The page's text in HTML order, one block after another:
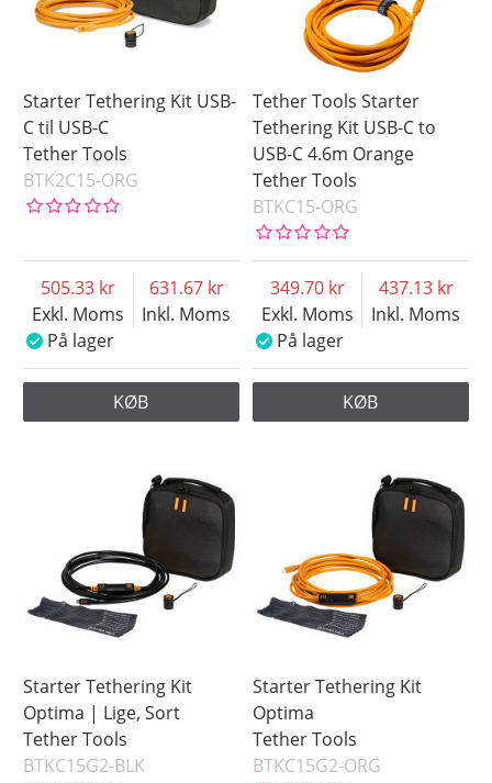
Pris
3.0 Micro-B
På lager
Snart på lager
Ikke på lager
Starter Tethering Kit USB-
C til USB-C
Tether Tools
BTK2C15-ORG
Exkl. Moms
505.33
Inkl. Moms
631.67
På lager
KØB
Tether Tools Starter
Tethering Kit USB-C to
USB-C 4.6m Orange
Tether Tools
BTKC15-ORG
Exkl. Moms
349.70
Inkl. Moms
437.13
På lager
KØB
Starter Tethering Kit
Optima | Lige, Sort
Tether Tools
BTKC15G2-BLK
Starter Tethering Kit
Optima
Tether Tools
BTKC15G2-ORG